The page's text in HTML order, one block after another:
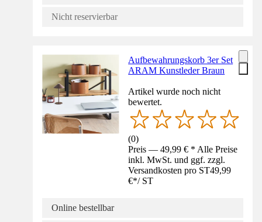
Nicht reservierbar
Aufbewahrungskorb 3er Set
ARAM Kunstleder Braun
Artikel wurde noch nicht
bewertet.
(0)
Preis — 49,99 € * Alle Preise
inkl. MwSt. und ggf. zzgl.
Versandkosten pro ST49,99
€*/ ST
Online bestellbar